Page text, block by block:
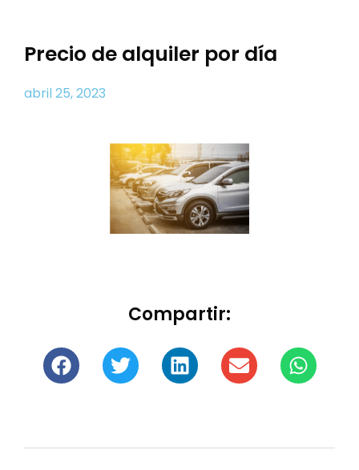
Precio de alquiler por día
abril 25, 2023
Compartir: